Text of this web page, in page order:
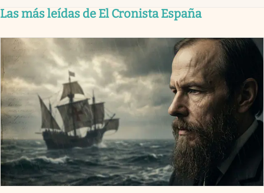
Las más leídas de El Cronista España